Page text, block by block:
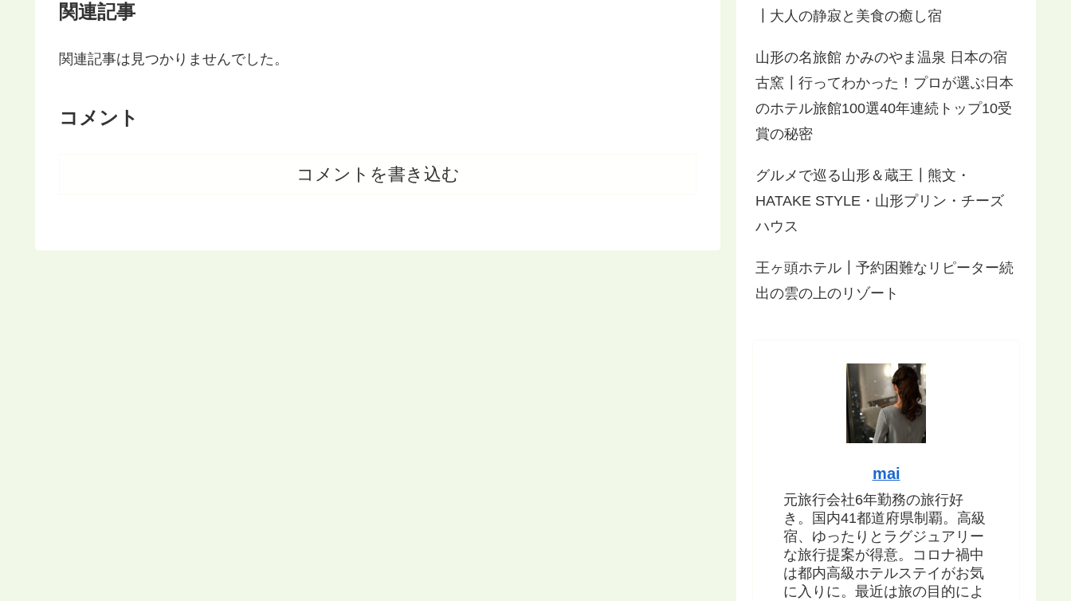
関連記事
関連記事は見つかりませんでした。
コメント
コメントを書き込む
┃大人の静寂と美食の癒し宿
山形の名旅館 かみのやま温泉 日本の宿
古窯┃行ってわかった！プロが選ぶ日本
のホテル旅館100選40年連続トップ10受
賞の秘密
グルメで巡る山形＆蔵王┃熊文・
HATAKE STYLE・山形プリン・チーズ
ハウス
王ヶ頭ホテル┃予約困難なリピーター続
出の雲の上のリゾート
mai
元旅行会社6年勤務の旅行好
き。国内41都道府県制覇。高級
宿、ゆったりとラグジュアリー
な旅行提案が得意。コロナ禍中
は都内高級ホテルステイがお気
に入りに。最近は旅の目的によ